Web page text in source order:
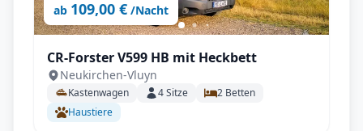
ab 109,00 € /Nacht
CR-Forster V599 HB mit Heckbett
Neukirchen-Vluyn
Kastenwagen 4Sitze 2 Betten
Haustiere